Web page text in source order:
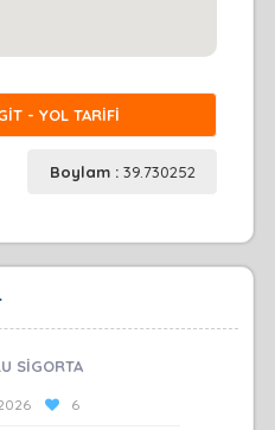
- YOL TARİFİ
Boylam : 39.730252
SİGORTA
6